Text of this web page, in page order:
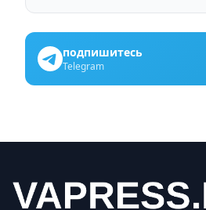
подпишитесь
Telegram